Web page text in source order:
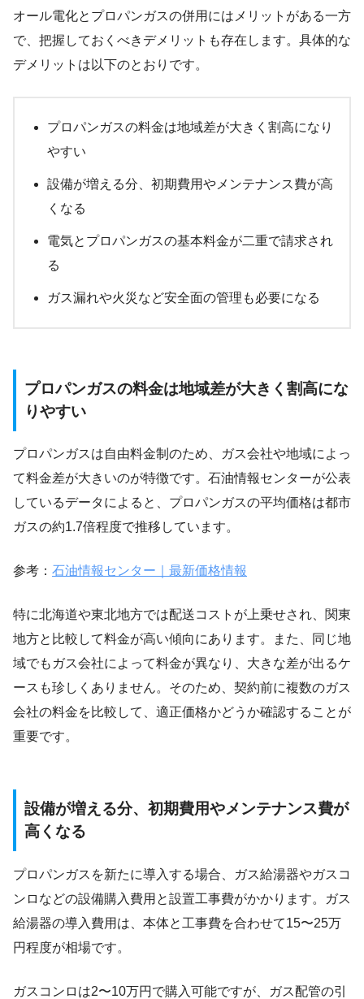
オール電化とプロパンガスの併用にはメリットがある一方
で、把握しておくべきデメリットも存在します。具体的な
デメリットは以下のとおりです。
プロパンガスの料金は地域差が大きく割高になり
やすい
設備が増える分、初期費用やメンテナンス費が高
くなる
電気とプロパンガスの基本料金が二重で請求され
る
ガス漏れや火災など安全面の管理も必要になる
プロパンガスの料金は地域差が大きく割高にな
りやすい
プロパンガスは自由料金制のため、ガス会社や地域によっ
て料金差が大きいのが特徴です。石油情報センターが公表
しているデータによると、プロパンガスの平均価格は都市
ガスの約1.7倍程度で推移しています。
参考： 石油情報センター｜最新価格情報
特に北海道や東北地方では配送コストが上乗せされ、関東
地方と比較して料金が高い傾向にあります。また、同じ地
域でもガス会社によって料金が異なり、大きな差が出るケ
ースも珍しくありません。そのため、契約前に複数のガス
会社の料金を比較して、適正価格かどうか確認することが
重要です。
設備が増える分、初期費用やメンテナンス費が
高くなる
プロパンガスを新たに導入する場合、ガス給湯器やガスコ
ンロなどの設備購入費用と設置工事費がかかります。ガス
給湯器の導入費用は、本体と工事費を合わせて15〜25万
円程度が相場です。
ガスコンロは2〜10万円で購入可能ですが、ガス配管の引